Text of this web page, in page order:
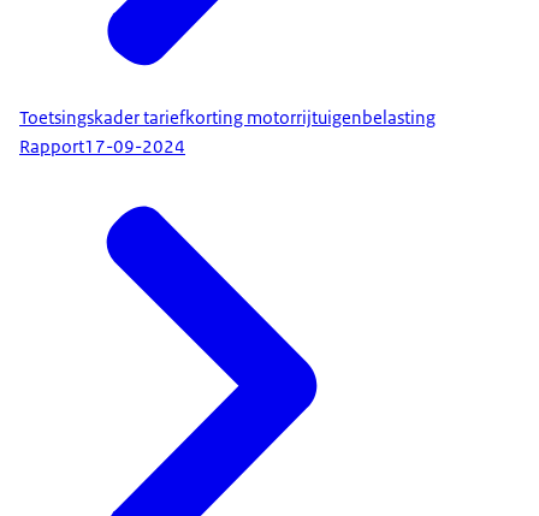
Toetsingskader tariefkorting motorrijtuigenbelasting
Rapport17-09-2024